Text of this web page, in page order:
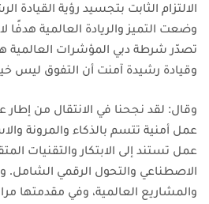
الالتزام الثابت بتجسيد رؤية القيادة
وضعت التميز والريادة العالمية هدفًا
تصدّر شرطة دبي المؤشرات العالمية
وقيادة رشيدة آمنت أن التفوق ليس
وقال: لقد نجحنا في الانتقال من
عمل أمنية تتسم بالذكاء والمرونة
عمل تستند إلى الابتكار والتقنيات
الاصطناعي والتحول الرقمي الشامل.
والمشاريع العالمية، وفي مقدمتها